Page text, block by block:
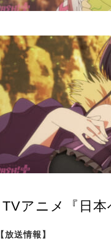
TVアニメ『日
【放送情報】